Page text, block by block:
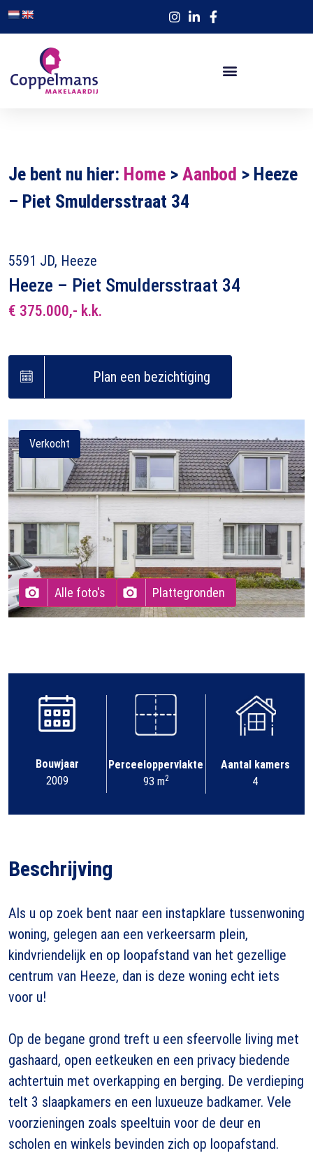
Je bent nu hier: Home > Aanbod > Heeze
– Piet Smuldersstraat 34
5591 JD, Heeze
Heeze – Piet Smuldersstraat 34
€ 375.000,- k.k.
Plan een bezichtiging
Verkocht
Alle foto's Plattegronden
Bouwjaar
2009
Perceeloppervlakte
93 m2
Aantal kamers
4
Beschrijving
Als u op zoek bent naar een instapklare tussenwoning
woning, gelegen aan een verkeersarm plein,
kindvriendelijk en op loopafstand van het gezellige
centrum van Heeze, dan is deze woning echt iets
voor u!
Op de begane grond treft u een sfeervolle living met
gashaard, open eetkeuken en een privacy biedende
achtertuin met overkapping en berging. De verdieping
telt 3 slaapkamers en een luxueuze badkamer. Vele
voorzieningen zoals speeltuin voor de deur en
scholen en winkels bevinden zich op loopafstand.